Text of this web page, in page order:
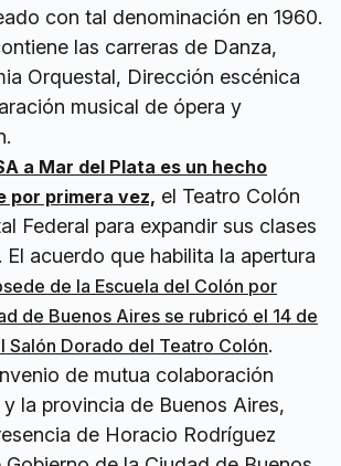
con tal denominación en 1960.
las carreras de Danza,
Orquestal, Dirección escénica
musical de ópera y
a Mar del Plata es un hecho
por primera vez, el Teatro Colón
Federal para expandir sus clases
El acuerdo que habilita la apertura
de la Escuela del Colón por
de Buenos Aires se rubricó el 14 de
Salón Dorado del Teatro Colón.
de mutua colaboración
la provincia de Buenos Aires,
de Horacio Rodríguez